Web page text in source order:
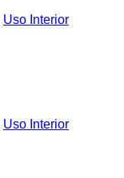
Uso Interior
Uso Interior